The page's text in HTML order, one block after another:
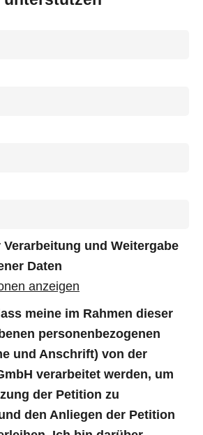
und Weitergabe
Daten
anzeigen
meine im Rahmen dieser
personenbezogenen
und Anschrift) von der
verarbeitet werden, um
der Petition zu
den Anliegen der Petition